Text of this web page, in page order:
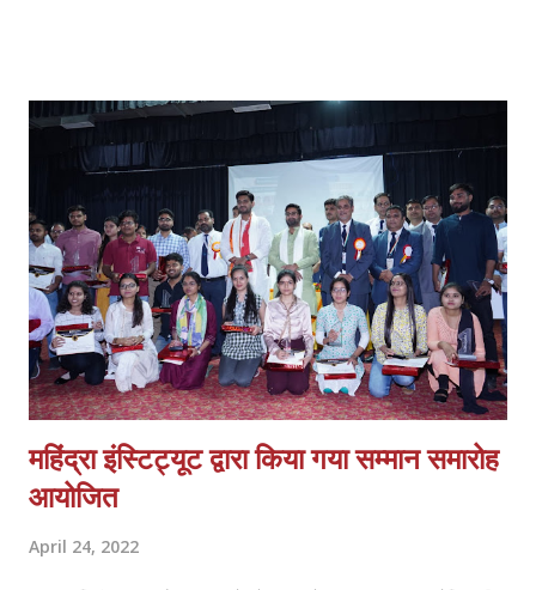
यूजी वर्टिकल के प्रमुख ने पूरे सत्र को प्रस्तुत किया और सभी सबधित प्रश्नों के
उत्तर दीये । आईएमएस युवाओ को सर्वश्रेष्ठ प्रशिक्षण प्रदान करने वाली सभी
एप्टीट्यूड टेस्ट तैयारियों में अग्रणी रहा है और 21 वर्षों से लखनऊ में मौजूद है।
इसकी एक शिक्षकों की टीम है और इसका नेतृत्व श्री अनुभव सिंह कर रहे हैं,...
महिंद्रा इंस्टिट्यूट द्वारा किया गया सम्मान समारोह
आयोजित
April 24, 2022